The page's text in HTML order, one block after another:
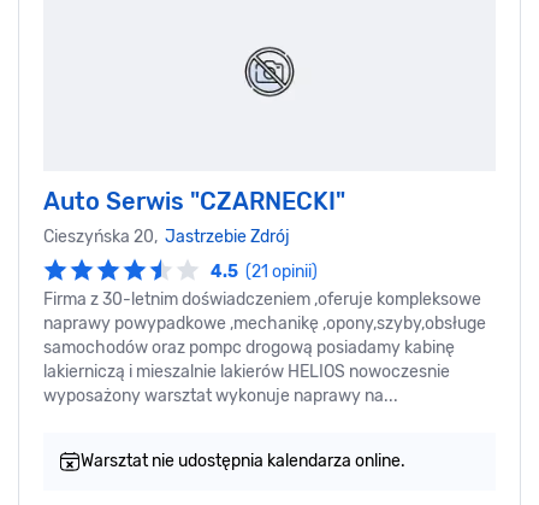
Auto Serwis "CZARNECKI"
Cieszyńska 20, Jastrzebie Zdrój
4.5 (21 opinii)
Firma z 30-letnim doświadczeniem ,oferuje kompleksowe
naprawy powypadkowe ,mechanikę ,opony,szyby,obsługe
samochodów oraz pompc drogową posiadamy kabinę
lakierniczą i mieszalnie lakierów HELIOS nowoczesnie
wyposażony warsztat wykonuje naprawy na...
Warsztat nie udostępnia kalendarza online.